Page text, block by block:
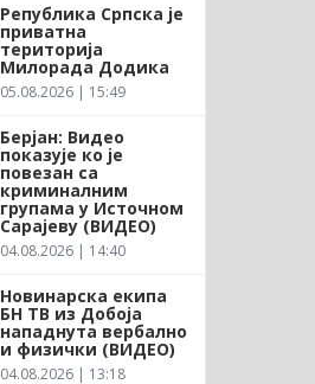
Република Српска је
приватна
територија
Милорада Додика
05.08.2026 | 15:49
Берјан: Видео
показује ко је
повезан са
криминалним
групама у Источном
Сарајеву (ВИДЕО)
04.08.2026 | 14:40
Новинарска екипа
БН ТВ из Добоја
нападнута вербално
и физички (ВИДЕО)
04.08.2026 | 13:18